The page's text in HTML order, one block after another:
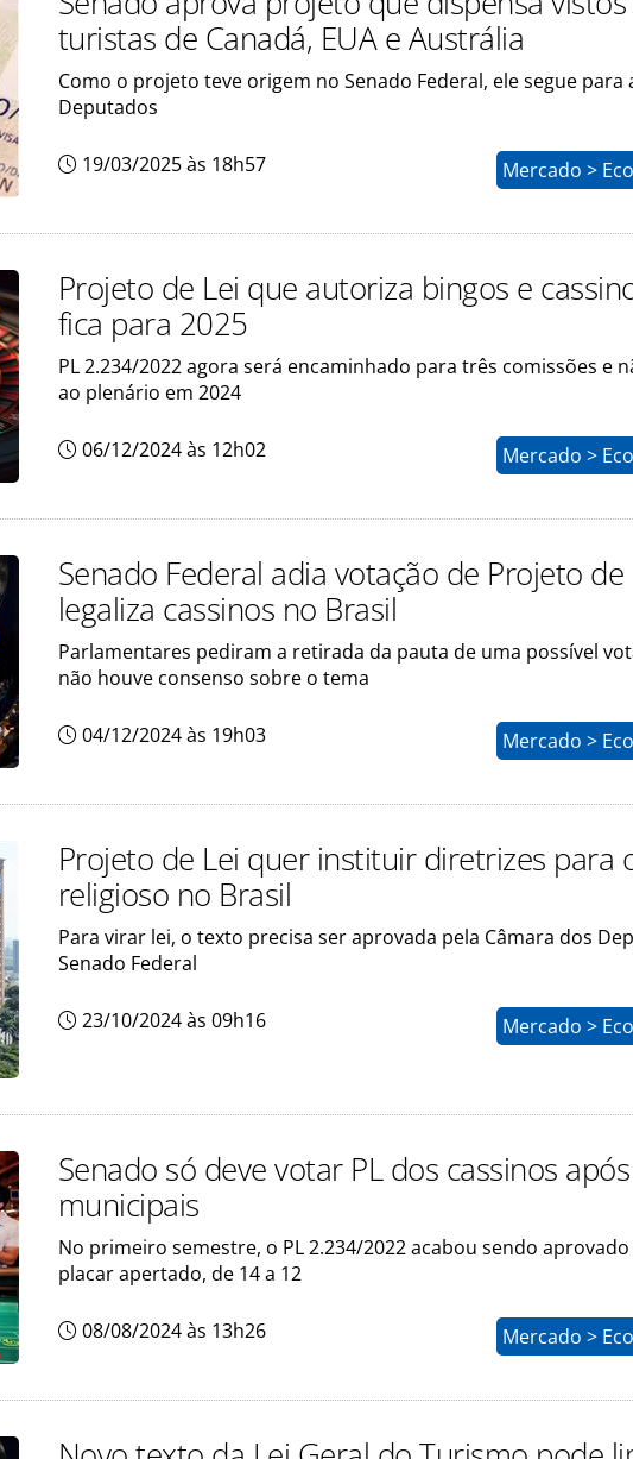
turistas de Canadá, EUA e Austrália
Como o projeto teve origem no Senado Federal, ele segue para
Deputados
19/03/2025 às 18h57 Mercado >
Projeto de Lei que autoriza bingos e
fica para 2025
PL 2.234/2022 agora será encaminhado para três comissões e
ao plenário em 2024
06/12/2024 às 12h02 Mercado >
Senado Federal adia votação de Projeto de
legaliza cassinos no Brasil
Parlamentares pediram a retirada da pauta de uma possível
não houve consenso sobre o tema
04/12/2024 às 19h03 Mercado >
Projeto de Lei quer instituir diretrizes para
religioso no Brasil
Para virar lei, o texto precisa ser aprovada pela Câmara dos
Senado Federal
23/10/2024 às 09h16 Mercado >
Senado só deve votar PL dos cassinos
municipais
No primeiro semestre, o PL 2.234/2022 acabou sendo aprovado
placar apertado, de 14 a 12
08/08/2024 às 13h26 Mercado >